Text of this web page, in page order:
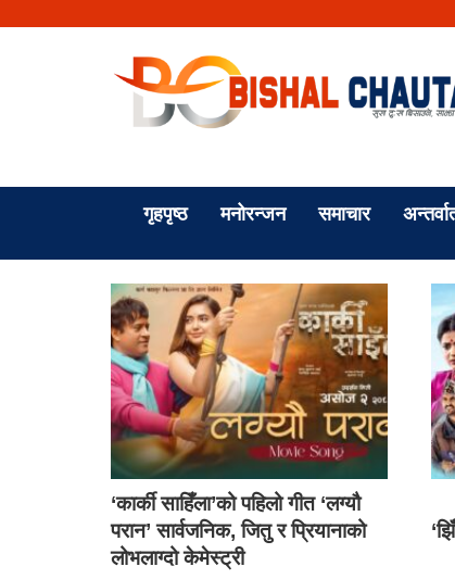
गृहपृष्ठ मनोरन्जन समाचार
‘कार्की साहिँला’को पहिलो गीत ‘लग्यौ
परान’ सार्वजनिक, जितु र प्रियानाको
लोभलाग्दो केमेस्ट्री